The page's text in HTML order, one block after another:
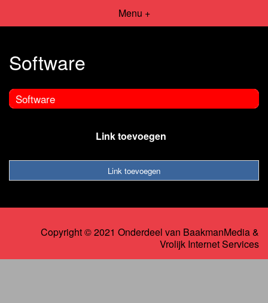
Menu +
Software
Software
Link toevoegen
Link toevoegen
Copyright © 2021 Onderdeel van BaakmanMedia&
Vrolijk Internet Services